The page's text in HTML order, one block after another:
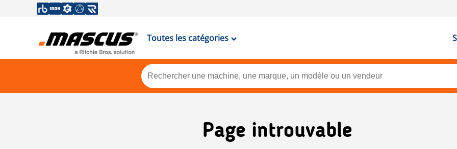
Toutes les catégories
Page introuvable